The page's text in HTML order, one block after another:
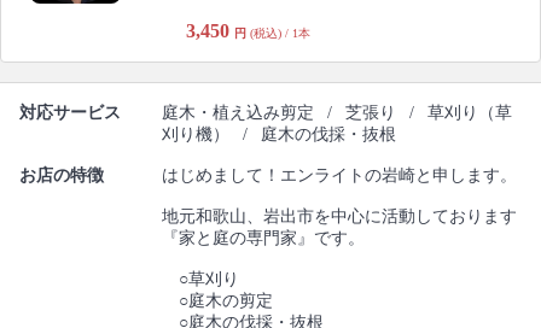
3,450 円 (税込) / 1本
対応サービス 庭木・植え込み剪定 / 芝張り /
草刈り（草
刈り機）
/ 庭木の伐採・抜根
お店の特徴 はじめまして！エンライトの岩崎と申します。
地元和歌山、岩出市を中心に活動しております
『家と庭の専門家』です。
○草刈り
○庭木の剪定
○庭木の伐採・抜根